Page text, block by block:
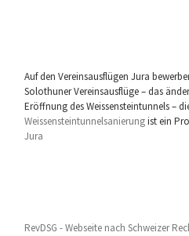
Auf den Vereinsausflügen Jura
Solothuner Vereinsausflüge – das
Eröffnung des Weissensteintunnels –
Weissensteintunnelsanierungist ein
Jura
RevDSG - Webseite nach Schweizer